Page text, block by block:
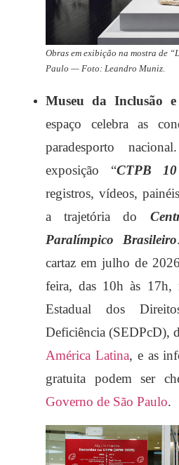
Obras em exibição na mostra de
Paulo — Foto: Leandro Muniz.
Museu da Inclusão
espaço celebra as
paradesporto
exposição “CTPB
registros, vídeos,
a trajetória do
Paralímpico Brasileiro
cartaz em julho de
feira, das 10h às 17h,
Estadual dos
Deficiência (SEDPcD),
América Latina, e as
gratuita podem ser
Governo de São Paulo.